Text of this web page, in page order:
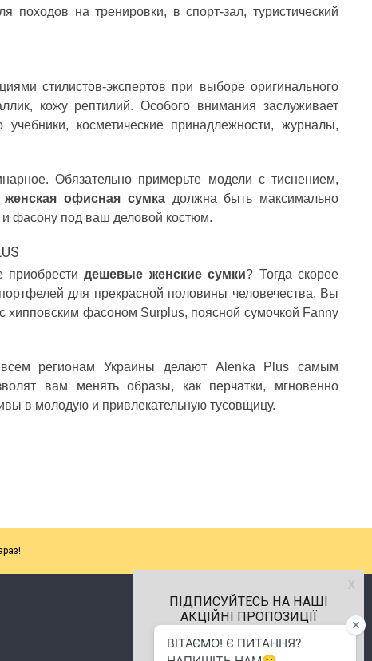
походов на тренировки, в спорт-зал, туристический
стилистов-экспертов при выборе оригинального
кожу рептилий. Особого внимания заслуживает
косметические принадлежности, журналы,
Обязательно примерьте модели с тиснением,
женская офисная сумкадолжна быть максимально
фасону под ваш деловой костюм.
приобрестидешевые женские сумки? Тогда скорее
для прекрасной половины человечества. Вы
хипповским фасоном Surplus, поясной сумочкой Fanny
регионам Украины делают Alenka Plus самым
вам менять образы, как перчатки, мгновенно
в молодую и привлекательную тусовщицу.
м.Хмельницький
(096) 484-01-01
х
ПІДПИСУЙТЕСЬ НА НАШІ
АКЦІЙНІ ПРОПОЗИЦІЇ